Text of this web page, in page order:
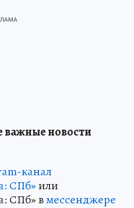
важные новости
канал
СПб»или
СПб» вмессенджере